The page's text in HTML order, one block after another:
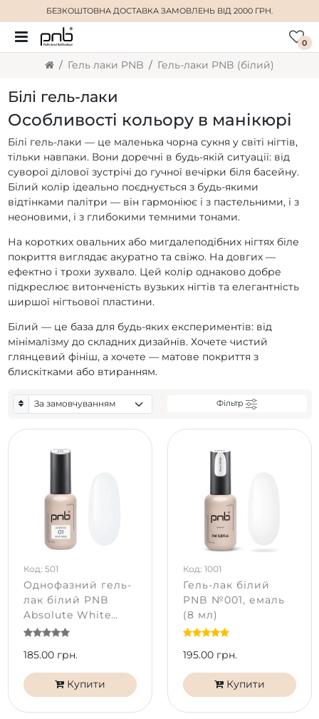
БЕЗКОШТОВНА ДОСТАВКА ЗАМОВЛЕНЬ ВІД 2000 ГРН.
0
Гель лаки PNB Гель-лаки PNB (білий)
Білі гель-лаки
Особливості кольору в манікюрі
Білі гель-лаки — це маленька чорна сукня у світі нігтів,
тільки навпаки. Вони доречні в будь-якій ситуації: від
суворої ділової зустрічі до гучної вечірки біля басейну.
Білий колір ідеально поєднується з будь-якими
відтінками палітри — він гармоніює і з пастельними, і з
неоновими, і з глибокими темними тонами.
На коротких овальних або мигдалеподібних нігтях біле
покриття виглядає акуратно та свіжо. На довгих —
ефектно і трохи зухвало. Цей колір однаково добре
підкреслює витонченість вузьких нігтів та елегантність
ширшої нігтьової пластини.
Білий — це база для будь-яких експериментів: від
мінімалізму до складних дизайнів. Хочете чистий
глянцевий фініш, а хочете — матове покриття з
блискітками або втиранням.
Фільтр
Код: 501
Однофазний гель-
лак білий PNB
Absolute White
№01, емаль (8 мл)
185.00 грн.
Купити
Код: 1001
Гель-лак білий
PNB №001, емаль
(8 мл)
195.00 грн.
Купити